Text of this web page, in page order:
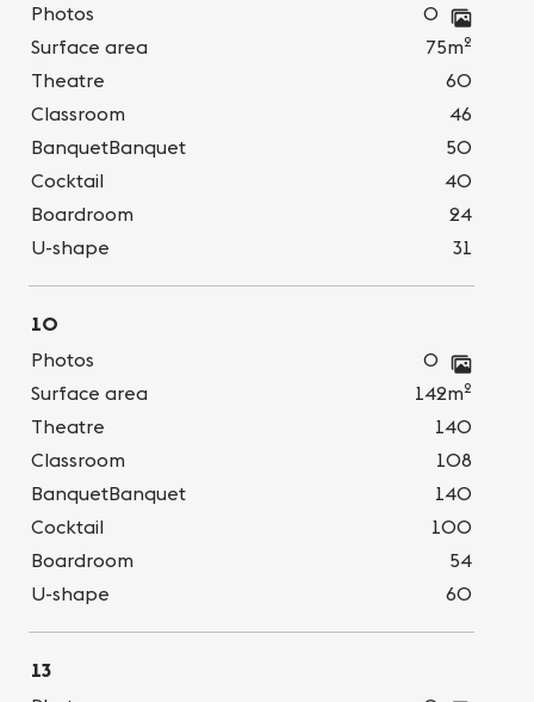
Photos
0
Surface area
75m2
Theatre
60
Classroom
46
BanquetBanquet
50
Cocktail
40
Boardroom
24
U-shape
31
10
Photos
0
Surface area
142m2
Theatre
140
Classroom
108
BanquetBanquet
140
Cocktail
100
Boardroom
54
U-shape
60
13